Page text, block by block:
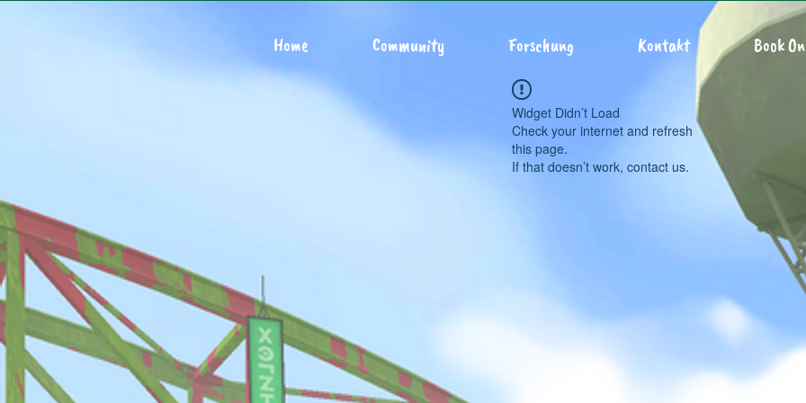
Home Community Forschung Kontakt Book
Widget Didn’t Load
Check your internet and refresh
this page.
If that doesn’t work, contact us.